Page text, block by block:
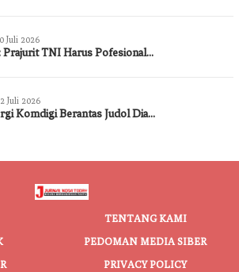
Juli 2026
Prajurit TNI Harus Pofesional…
Juli 2026
Komdigi Berantas Judol Dia…
TENTANG KAMI
PEDOMAN MEDIA SIBER
PRIVACY POLICY